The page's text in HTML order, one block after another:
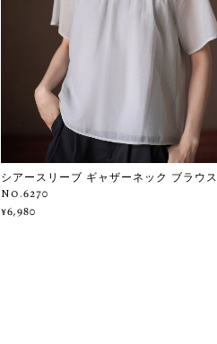
シアースリーブ ギャザーネック ブラウス
No.6270
¥6,980